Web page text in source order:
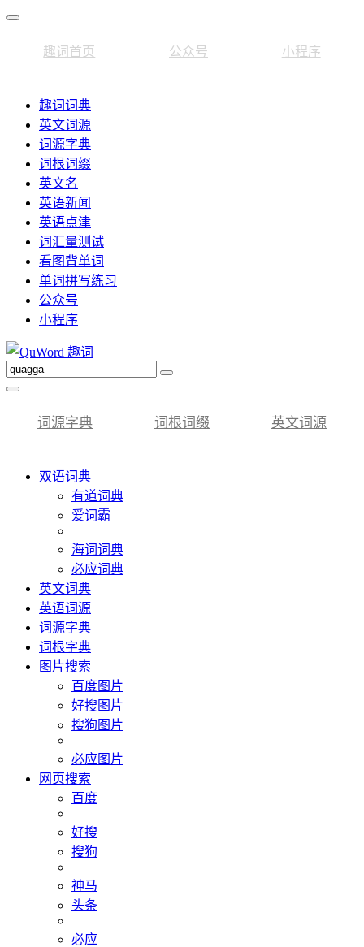
趣词首页 公众号 小程序
趣词词典
英文词源
词源字典
词根词缀
英文名
英语新闻
英语点津
词汇量测试
看图背单词
单词拼写练习
公众号
小程序
词源字典 词根词缀 英文词源
双语词典
有道词典
爱词霸
海词词典
必应词典
英文词典
英语词源
词源字典
词根字典
图片搜索
百度图片
好搜图片
搜狗图片
必应图片
网页搜索
百度
好搜
搜狗
神马
头条
必应